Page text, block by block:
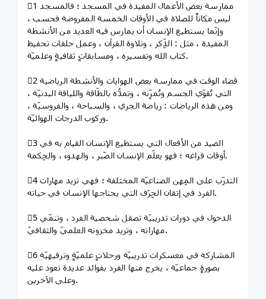
1⃣ ممارسة بعض الأعمال المفيدة في المسجد ؛ فالمسجد
ليس مكاناً للصلاة في الأوقات الخمسة المفروضة فحسب ،
وإنّما يستطيع الإنسان أن يمارس فيه العديد من الأنشطة
المفيدة ، مثل : الذِّكر ، وتلاوة القرآن ، وعمل حلقات تحفيظ
كتاب الله وتفسيره ، ومسابقاتٍ ثقافيةٍ وعلميّة.
2⃣ قضاء الوقت في ممارسة بعض الهوايات والأنشطة الرياضية
التي تُقوّي الجسم وتُمرِّنه ، وتمدُّه بالطّاقة واللياقة البدنيّة ،
ومن هذه الرياضات : رياضة الجري ، والسباحة ، والفروسيّة ،
وركوب الدرجات الهوائيّة.
3⃣ الصيد من الأفعال التي يستطيع الإنسان القيام به في
أوقات فراغه ؛ فهو يعلّم الإنسان الصّبر ، والهدوء ، والحِكمة.
4⃣ التدرّب على المِهن الصناعيّة المختلفة ؛ فهي تزيد مهارات
الفرد في إتقان الحِرَف التي يحتاجها الإنسان في حياته.
5⃣ الدخول في دورات تدريبيّة تصقل شخصية الفرد ، وتنمّي
مهاراته ، وتزيد مخزونه العلميّ والثقافيّ.
6⃣ المشاركة في معسكرات تدريبيّة ورحلاتٍ علميّةٍ وترفيهيّة
بصورةٍ جماعيّة ، يخرج منها الفرد بفوائد عديدة تعود عليه
وعلى الآخرين.